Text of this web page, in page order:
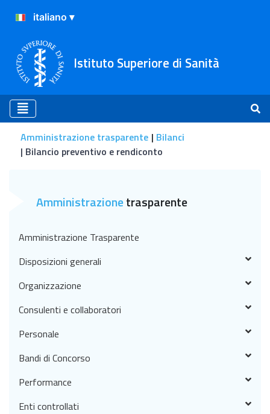
Istituto Superiore di Sanità
Amministrazione trasparente Bilanci
Bilancio preventivo e rendiconto
Amministrazionetrasparente
Amministrazione Trasparente
Disposizioni generali
Organizzazione
Consulenti e collaboratori
Personale
Bandi di Concorso
Performance
Enti controllati